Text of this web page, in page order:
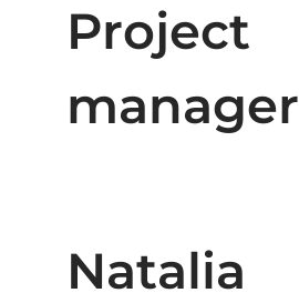
Project
manager
Natalia